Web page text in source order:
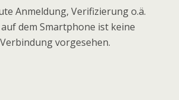
Anmeldung, Verifizierung o.ä.
dem Smartphone ist keine
vorgesehen.